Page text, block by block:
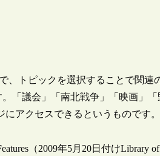
、トピックを選択することで関連
。「議会」「南北戦争」「映画」
アクセスできるというものです。
（2009年5月20日付けLibrary